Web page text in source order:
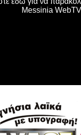
Messinia WebTV